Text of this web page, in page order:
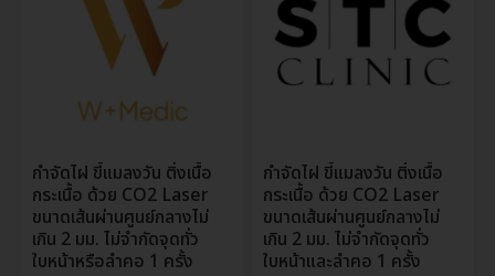
กำจัดไฝ ขี้แมลงวัน ติ่งเนื้อ
กระเนื้อ ด้วย CO2 Laser
ขนาดเส้นผ่านศูนย์กลางไม่
เกิน 2 มม. ไม่จำกัดจุดทั่ว
ใบหน้าหรือลำคอ 1 ครั้ง
กำจัดไฝ ขี้แมลงวัน ติ่งเนื้อ
กระเนื้อ ด้วย CO2 Laser
ขนาดเส้นผ่านศูนย์กลางไม่
เกิน 2 มม. ไม่จำกัดจุดทั่ว
ใบหน้าและลำคอ 1 ครั้ง